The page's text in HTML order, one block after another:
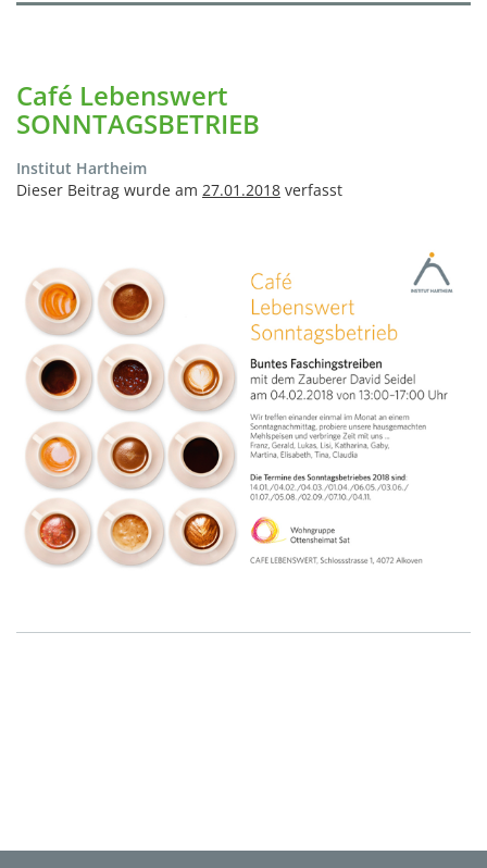
Café Lebenswert
SONNTAGSBETRIEB
Institut Hartheim
Dieser Beitrag wurde am 27.01.2018 verfasst